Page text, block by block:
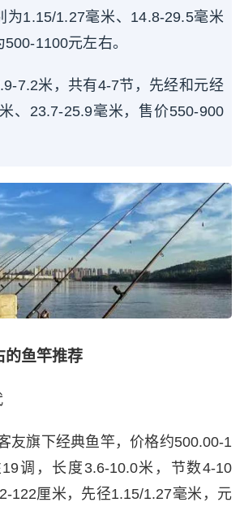
为1.15/1.27毫米、14.8-29.5毫米
1100元左右。
7.2米，共有4-7节，先经和元经
、23.7-25.9毫米，售价550-900
的鱼竿推荐
友旗下经典鱼竿，价格约500.00-1
调，长度3.6-10.0米，节数4-10
122厘米，先径1.15/1.27毫米，元